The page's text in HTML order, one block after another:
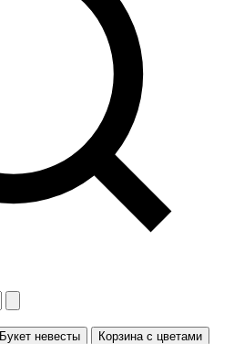
Букет невесты
Корзина с цветами